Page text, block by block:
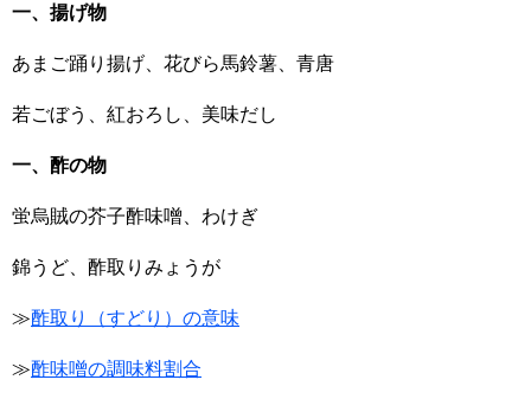
一、揚げ物
あまご踊り揚げ、花びら馬鈴薯、青唐
若ごぼう、紅おろし、美味だし
一、酢の物
蛍烏賊の芥子酢味噌、わけぎ
錦うど、酢取りみょうが
≫酢取り（すどり）の意味
≫酢味噌の調味料割合